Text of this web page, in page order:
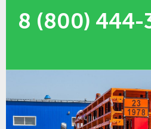
8 (800) 444-